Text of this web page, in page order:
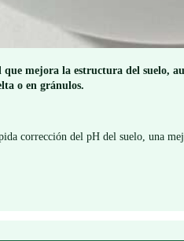
mejora la estructura del suelo,
o en gránulos.
corrección del pH del suelo, una